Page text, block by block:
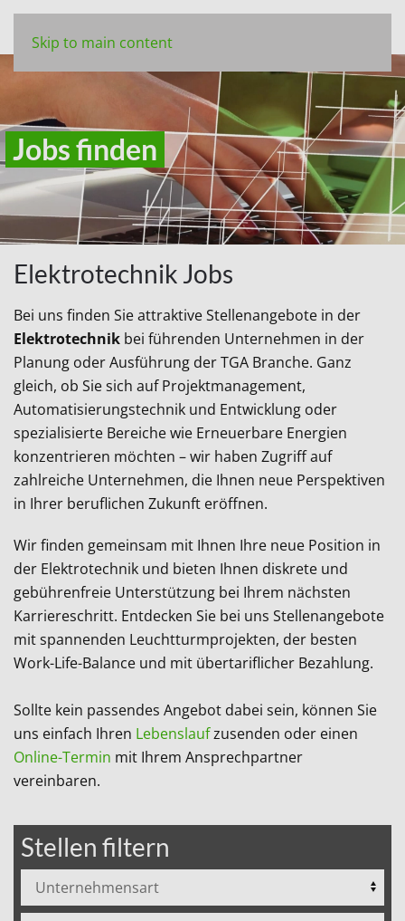
Skip to main content
Jobs finden
Elektrotechnik Jobs
Bei uns finden Sie attraktive Stellenangebote in der
Elektrotechnik bei führenden Unternehmen in der
Planung oder Ausführung der TGA Branche. Ganz
gleich, ob Sie sich auf Projektmanagement,
Automatisierungstechnik und Entwicklung oder
spezialisierte Bereiche wie Erneuerbare Energien
konzentrieren möchten – wir haben Zugriff auf
zahlreiche Unternehmen, die Ihnen neue Perspektiven
in Ihrer beruflichen Zukunft eröffnen.
Wir finden gemeinsam mit Ihnen Ihre neue Position in
der Elektrotechnik und bieten Ihnen diskrete und
gebührenfreie Unterstützung bei Ihrem nächsten
Karriereschritt. Entdecken Sie bei uns Stellenangebote
mit spannenden Leuchtturmprojekten, der besten
Work-Life-Balance und mit übertariflicher Bezahlung.
Sollte kein passendes Angebot dabei sein, können Sie
uns einfach Ihren Lebenslaufzusenden oder einen
Online-Termin mit Ihrem Ansprechpartner
vereinbaren.
Stellen filtern